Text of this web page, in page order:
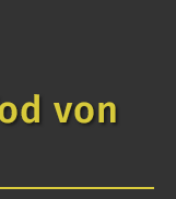
von